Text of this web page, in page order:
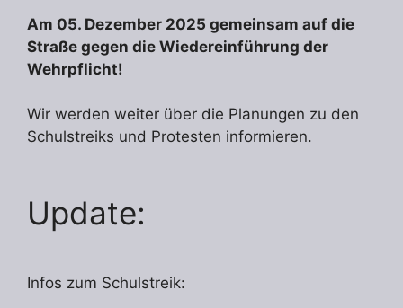
Am 05. Dezember 2025 gemeinsam auf die
Straße gegen die Wiedereinführung der
Wehrpflicht!
Wir werden weiter über die Planungen zu den
Schulstreiks und Protesten informieren.
Update:
Infos zum Schulstreik: